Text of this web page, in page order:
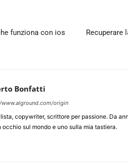
funziona con ios
Recuperare
Bonfatti
origin
copywriter, scrittore per passione. Da
occhio sul mondo e uno sulla mia tastiera.